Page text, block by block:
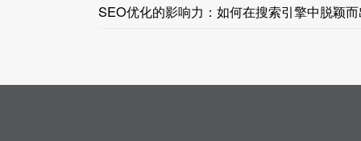
SEO优化的影响力：如何在搜索引擎中脱颖而